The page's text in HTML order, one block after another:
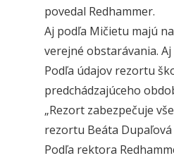
povedal Redhammer.
Aj podľa Mičietu majú
verejné obstarávania.
Podľa údajov rezortu
predchádzajúceho
„Rezort zabezpečuje
rezortu Beáta Dupaľová
Podľa rektora